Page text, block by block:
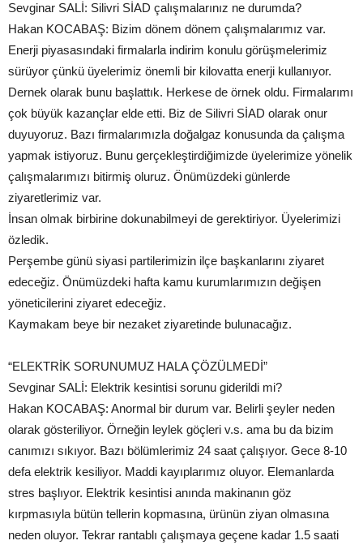
Sevginar SALİ: Silivri SİAD çalışmalarınız ne durumda?
Hakan KOCABAŞ: Bizim dönem dönem çalışmalarımız var.
Enerji piyasasındaki firmalarla indirim konulu görüşmelerimiz
sürüyor çünkü üyelerimiz önemli bir kilovatta enerji kullanıyor.
Dernek olarak bunu başlattık. Herkese de örnek oldu. Firmalarımı
çok büyük kazançlar elde etti. Biz de Silivri SİAD olarak onur
duyuyoruz. Bazı firmalarımızla doğalgaz konusunda da çalışma
yapmak istiyoruz. Bunu gerçekleştirdiğimizde üyelerimize yönelik
çalışmalarımızı bitirmiş oluruz. Önümüzdeki günlerde
ziyaretlerimiz var.
İnsan olmak birbirine dokunabilmeyi de gerektiriyor. Üyelerimizi
özledik.
Perşembe günü siyasi partilerimizin ilçe başkanlarını ziyaret
edeceğiz. Önümüzdeki hafta kamu kurumlarımızın değişen
yöneticilerini ziyaret edeceğiz.
Kaymakam beye bir nezaket ziyaretinde bulunacağız.
“ELEKTRİK SORUNUMUZ HALA ÇÖZÜLMEDİ”
Sevginar SALİ: Elektrik kesintisi sorunu giderildi mi?
Hakan KOCABAŞ: Anormal bir durum var. Belirli şeyler neden
olarak gösteriliyor. Örneğin leylek göçleri v.s. ama bu da bizim
canımızı sıkıyor. Bazı bölümlerimiz 24 saat çalışıyor. Gece 8-10
defa elektrik kesiliyor. Maddi kayıplarımız oluyor. Elemanlarda
stres başlıyor. Elektrik kesintisi anında makinanın göz
kırpmasıyla bütün tellerin kopmasına, ürünün ziyan olmasına
neden oluyor. Tekrar rantablı çalışmaya geçene kadar 1.5 saati